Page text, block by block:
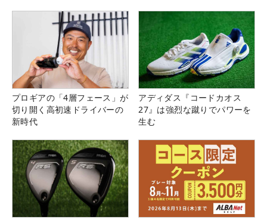
プロギアの「4層フェース」が
切り開く高初速ドライバーの
新時代
アディダス『コードカオス
27』は強烈な蹴りでパワーを
生む